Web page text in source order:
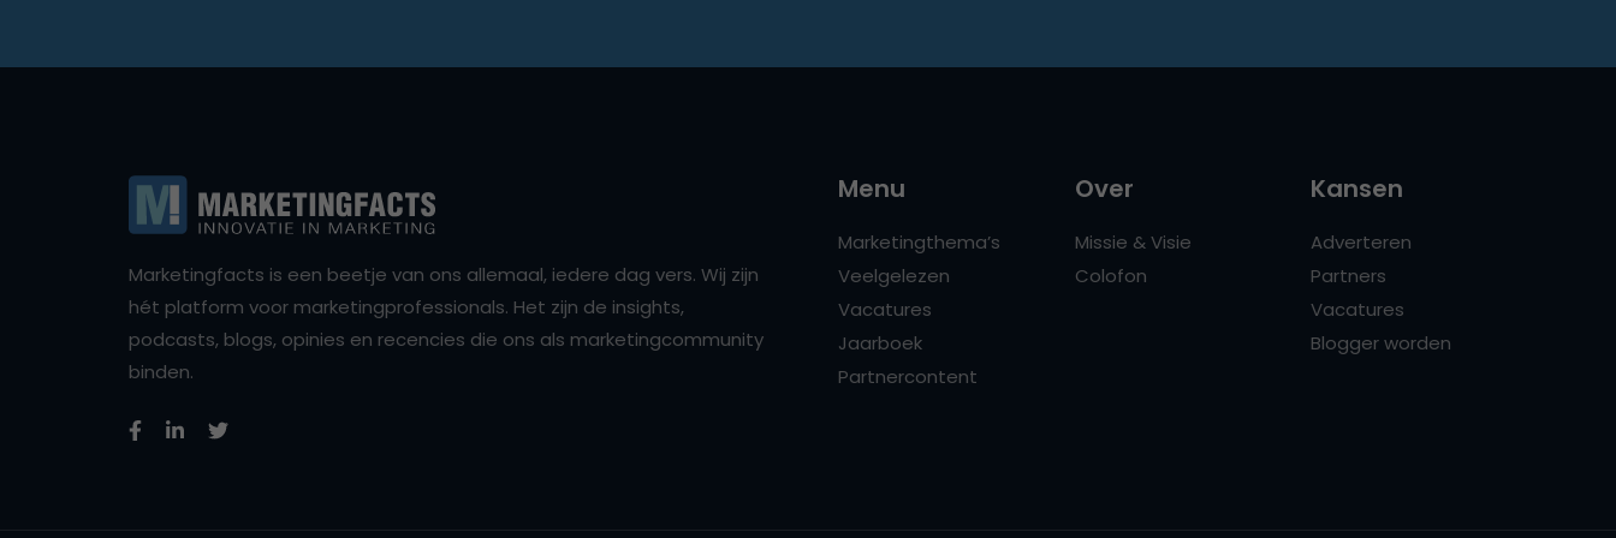
Marketingfacts is een beetje van ons allemaal, iedere dag vers. Wij zijn
hét platform voor marketingprofessionals. Het zijn de insights,
podcasts, blogs, opinies en recencies die ons als marketingcommunity
binden.
Menu
Marketingthema’s
Veelgelezen
Vacatures
Jaarboek
Partnercontent
Over
Missie & Visie
Colofon
Kansen
Adverteren
Partners
Vacatures
Blogger worden